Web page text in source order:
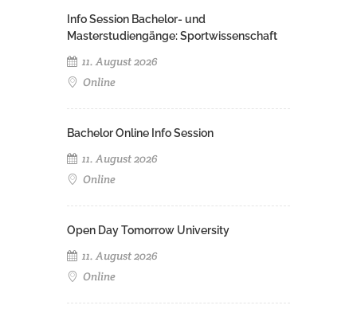
Info Session Bachelor- und
Masterstudiengänge: Sportwissenschaft
11. August 2026
Online
Bachelor Online Info Session
11. August 2026
Online
Open Day Tomorrow University
11. August 2026
Online